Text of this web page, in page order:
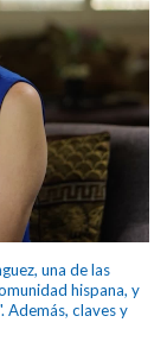
una de las
hispana, y
Además, claves y